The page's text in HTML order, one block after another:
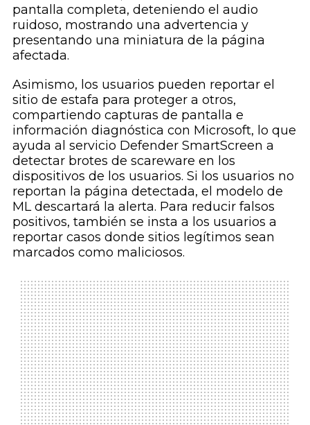
pantalla completa, deteniendo el audio
ruidoso, mostrando una advertencia y
presentando una miniatura de la página
afectada.
Asimismo, los usuarios pueden reportar el
sitio de estafa para proteger a otros,
compartiendo capturas de pantalla e
información diagnóstica con Microsoft, lo que
ayuda al servicio Defender SmartScreen a
detectar brotes de scareware en los
dispositivos de los usuarios. Si los usuarios no
reportan la página detectada, el modelo de
ML descartará la alerta. Para reducir falsos
positivos, también se insta a los usuarios a
reportar casos donde sitios legítimos sean
marcados como maliciosos.